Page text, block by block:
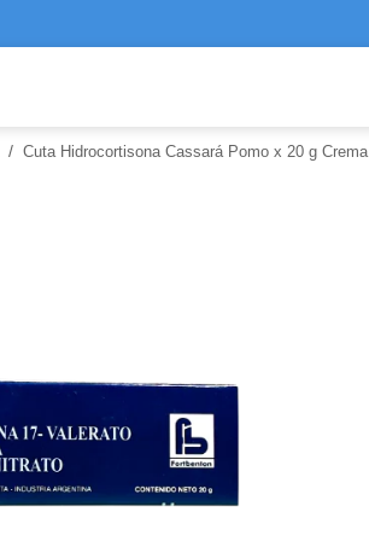
/ Cuta Hidrocortisona Cassará Pomo x 20 g Crema